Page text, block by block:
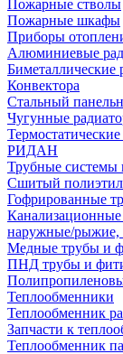
Пожарные стволы
Пожарные шкафы
Приборы
Алюминиевые
Биметаллические
Конвектора
Стальный
Чугунные
РИДАН
Трубные системы
Сшитый
Гофрированные
наружные/рыжие,
Медные трубы и
ПНД трубы и
Теплообменники
Теплообменник
Запчасти к
Теплообменник